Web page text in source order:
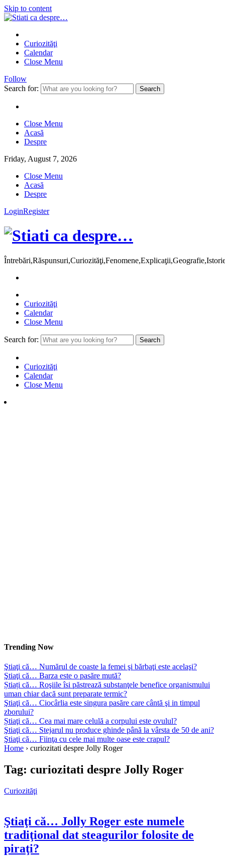
Skip to content
Curiozităţi
Calendar
Close Menu
Follow
Search for:
Close Menu
Acasă
Despre
Friday, August 7, 2026
Close Menu
Acasă
Despre
LoginRegister
Curiozităţi
Calendar
Close Menu
Search for:
Curiozităţi
Calendar
Close Menu
Trending Now
Ştiaţi că… Numărul de coaste la femei şi bărbaţi este acelaşi?
Ştiaţi că… Barza este o pasăre mută?
Știați că… Roşiile îsi păstrează substanţele benefice organismului
uman chiar dacă sunt preparate termic?
Ştiaţi că… Ciocârlia este singura pasăre care cântă şi in timpul
zborului?
Știaţi că… Cea mai mare celulă a corpului este ovulul?
Ştiaţi că… Stejarul nu produce ghinde până la vârsta de 50 de ani?
Ştiaţi că… Fiinţa cu cele mai multe oase este crapul?
Home › curiozitati despre Jolly Roger
Tag: curiozitati despre Jolly Roger
Curiozităţi
Ştiaţi că… Jolly Roger este numele
tradiţional dat steagurilor folosite de
piraţi?